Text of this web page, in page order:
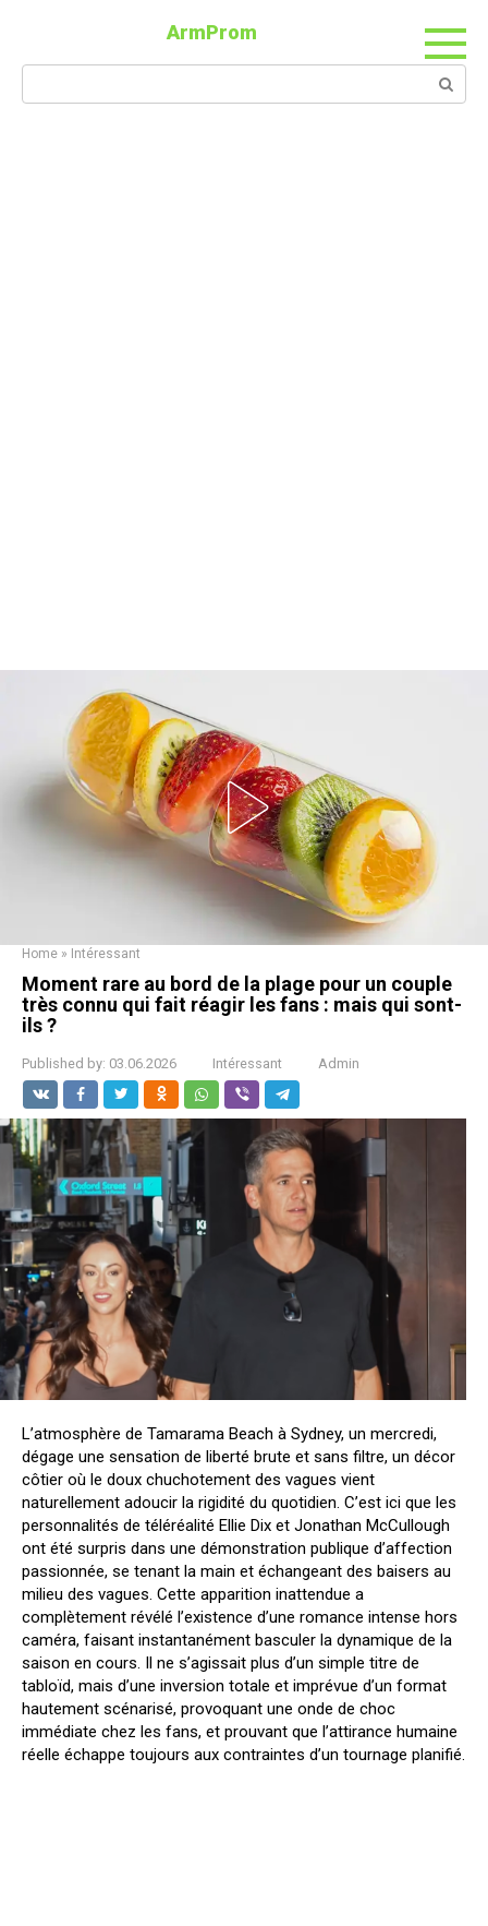
ArmProm
Home » Intéressant
Moment rare au bord de la plage pour un couple
très connu qui fait réagir les fans : mais qui sont-
ils ?
Published by: 03.06.2026 Intéressant Admin
L’atmosphère de Tamarama Beach à Sydney, un mercredi,
dégage une sensation de liberté brute et sans filtre, un décor
côtier où le doux chuchotement des vagues vient
naturellement adoucir la rigidité du quotidien. C’est ici que les
personnalités de téléréalité Ellie Dix et Jonathan McCullough
ont été surpris dans une démonstration publique d’affection
passionnée, se tenant la main et échangeant des baisers au
milieu des vagues. Cette apparition inattendue a
complètement révélé l’existence d’une romance intense hors
caméra, faisant instantanément basculer la dynamique de la
saison en cours. Il ne s’agissait plus d’un simple titre de
tabloïd, mais d’une inversion totale et imprévue d’un format
hautement scénarisé, provoquant une onde de choc
immédiate chez les fans, et prouvant que l’attirance humaine
réelle échappe toujours aux contraintes d’un tournage planifié.